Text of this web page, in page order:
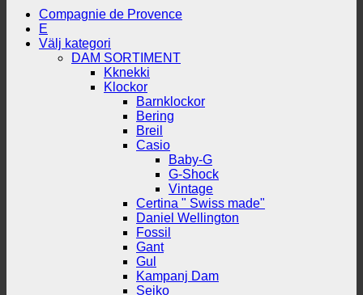
Compagnie de Provence
E
Välj kategori
DAM SORTIMENT
Kknekki
Klockor
Barnklockor
Bering
Breil
Casio
Baby-G
G-Shock
Vintage
Certina " Swiss made"
Daniel Wellington
Fossil
Gant
Gul
Kampanj Dam
Seiko